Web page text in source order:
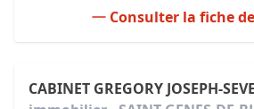
Consulter la fiche
CABINET GREGORY JOSEPH-